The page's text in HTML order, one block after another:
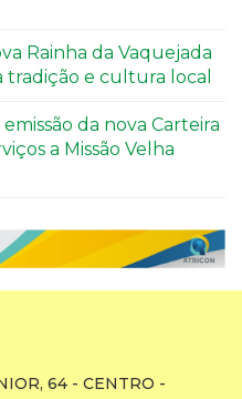
Rainha da Vaquejada
e cultura local
da nova Carteira
a Missão Velha
64 - CENTRO -